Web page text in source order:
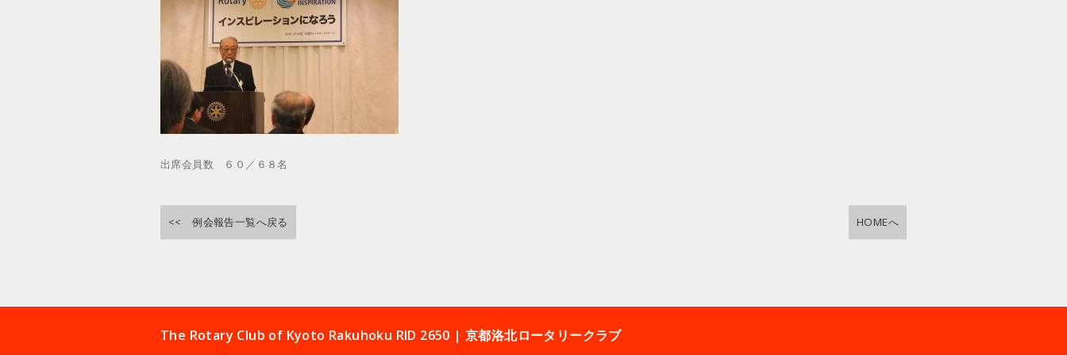
出席会員数 ６０／６８名
<< 例会報告一覧へ戻る HOMEへ
The Rotary Club of Kyoto Rakuhoku RID 2650 | 京都洛北ロータリークラブ